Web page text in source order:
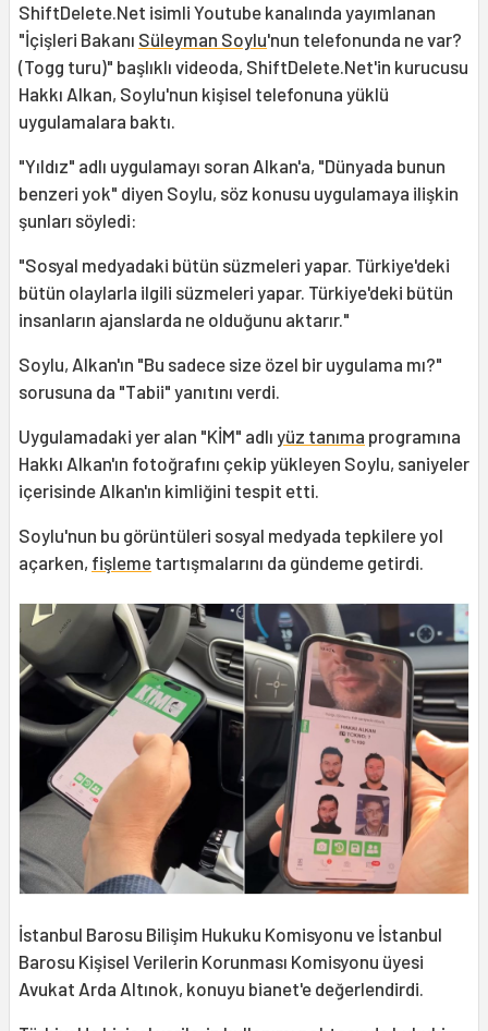
ShiftDelete.Net isimli Youtube kanalında yayımlanan
"İçişleri Bakanı Süleyman Soylu'nun telefonunda ne var?
(Togg turu)" başlıklı videoda, ShiftDelete.Net'in kurucusu
Hakkı Alkan, Soylu'nun kişisel telefonuna yüklü
uygulamalara baktı.
"Yıldız" adlı uygulamayı soran Alkan'a, "Dünyada bunun
benzeri yok" diyen Soylu, söz konusu uygulamaya ilişkin
şunları söyledi:
"Sosyal medyadaki bütün süzmeleri yapar. Türkiye'deki
bütün olaylarla ilgili süzmeleri yapar. Türkiye'deki bütün
insanların ajanslarda ne olduğunu aktarır."
Soylu, Alkan'ın "Bu sadece size özel bir uygulama mı?"
sorusuna da "Tabii" yanıtını verdi.
Uygulamadaki yer alan "KİM" adlı yüz tanıma programına
Hakkı Alkan'ın fotoğrafını çekip yükleyen Soylu, saniyeler
içerisinde Alkan'ın kimliğini tespit etti.
Soylu'nun bu görüntüleri sosyal medyada tepkilere yol
açarken, fişleme tartışmalarını da gündeme getirdi.
İstanbul Barosu Bilişim Hukuku Komisyonu ve İstanbul
Barosu Kişisel Verilerin Korunması Komisyonu üyesi
Avukat Arda Altınok, konuyu bianet'e değerlendirdi.